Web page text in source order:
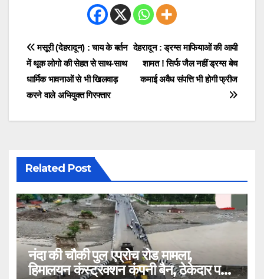
Post
navigation
देहरादून : ड्रग्स माफियाओं की आयी
शामत ! सिर्फ जैल नहीं ड्रग्स बेच
कमाई अवैध संपत्ति भी होगी फ्रीज
मसूरी (देहरादून) : चाय के बर्तन
में थूक लोगो की सेहत से साथ-साथ
धार्मिक भावनाओं से भी खिलवाड़
करने वाले अभियुक्त गिरफ्तार
Related Post
नंदा की चौकी पुल एप्रोच रोड मामला,
हिमालयन कंस्ट्रक्शन कंपनी बैन, ठेकेदार पर